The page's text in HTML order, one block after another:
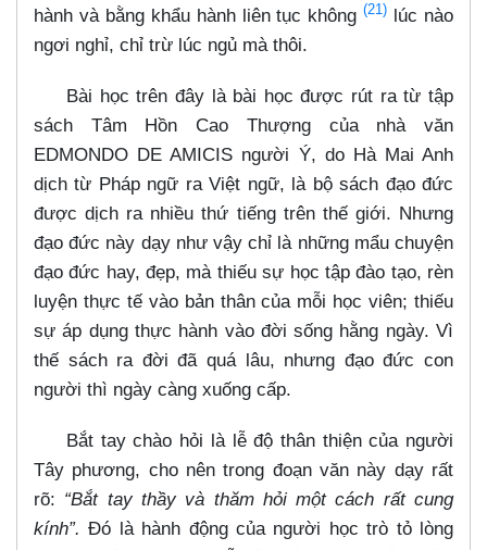
hành và bằng khẩu hành liên tục không(21) lúc nào
ngơi nghỉ, chỉ trừ lúc ngủ mà thôi.
Bài học trên đây là bài học được rút ra từ tập
sách Tâm Hồn Cao Thượng của nhà văn
EDMONDO DE AMICIS người Ý, do Hà Mai Anh
dịch từ Pháp ngữ ra Việt ngữ, là bộ sách đạo đức
được dịch ra nhiều thứ tiếng trên thế giới. Nhưng
đạo đức này dạy như vậy chỉ là những mẩu chuyện
đạo đức hay, đẹp, mà thiếu sự học tập đào tạo, rèn
luyện thực tế vào bản thân của mỗi học viên; thiếu
sự áp dụng thực hành vào đời sống hằng ngày. Vì
thế sách ra đời đã quá lâu, nhưng đạo đức con
người thì ngày càng xuống cấp.
Bắt tay chào hỏi là lễ độ thân thiện của người
Tây phương, cho nên trong đoạn văn này dạy rất
rõ: “Bắt tay thầy và thăm hỏi một cách rất cung
kính”. Đó là hành động của người học trò tỏ lòng